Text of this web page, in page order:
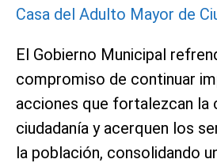
Casa del Adulto Mayor de
El Gobierno Municipal
compromiso de continuar
acciones que fortalezcan la
ciudadanía y acerquen los
la población, consolidando